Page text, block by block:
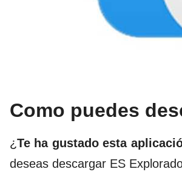
Como puedes
¿Te ha gustado esta
deseas descargar ES